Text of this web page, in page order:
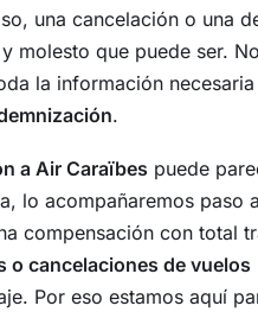
una cancelación o una
molesto que puede ser.
la información
.
a Air Caraïbes puede
lo acompañaremos paso
compensación con total
o cancelaciones de vuelos
Por eso estamos aquí